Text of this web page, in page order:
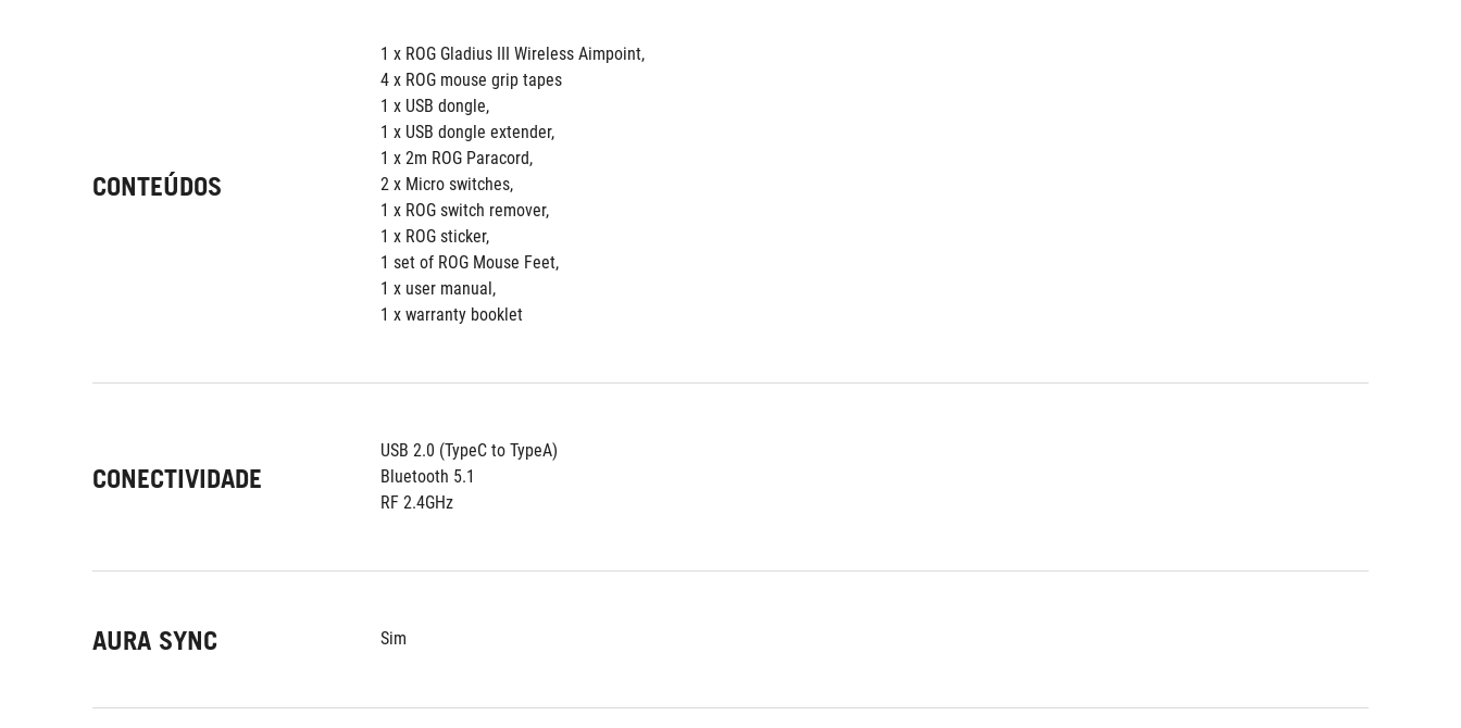
CONTEÚDOS
1 x ROG Gladius III Wireless Aimpoint,
4 x ROG mouse grip tapes
1 x USB dongle,
1 x USB dongle extender,
1 x 2m ROG Paracord,
2 x Micro switches,
1 x ROG switch remover,
1 x ROG sticker,
1 set of ROG Mouse Feet,
1 x user manual,
1 x warranty booklet
CONECTIVIDADE
USB 2.0 (TypeC to TypeA)
Bluetooth 5.1
RF 2.4GHz
AURA SYNC Sim